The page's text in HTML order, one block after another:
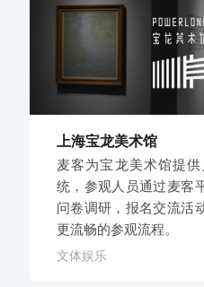
上海宝龙美术馆
麦客为宝龙美术馆提
统，参观人员通过麦客
问卷调研，报名交流活
更流畅的参观流程。
文体娱乐